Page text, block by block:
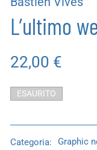
L’ultimo
22,00 €
ESAURITO
Categoria: Graphic